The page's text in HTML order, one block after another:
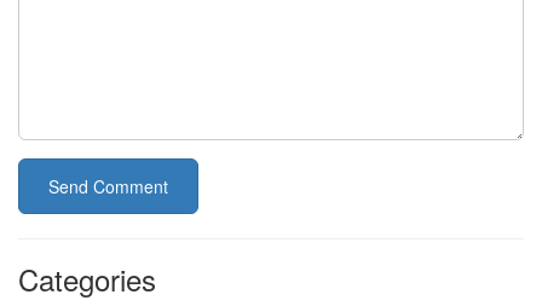
Send Comment
Categories